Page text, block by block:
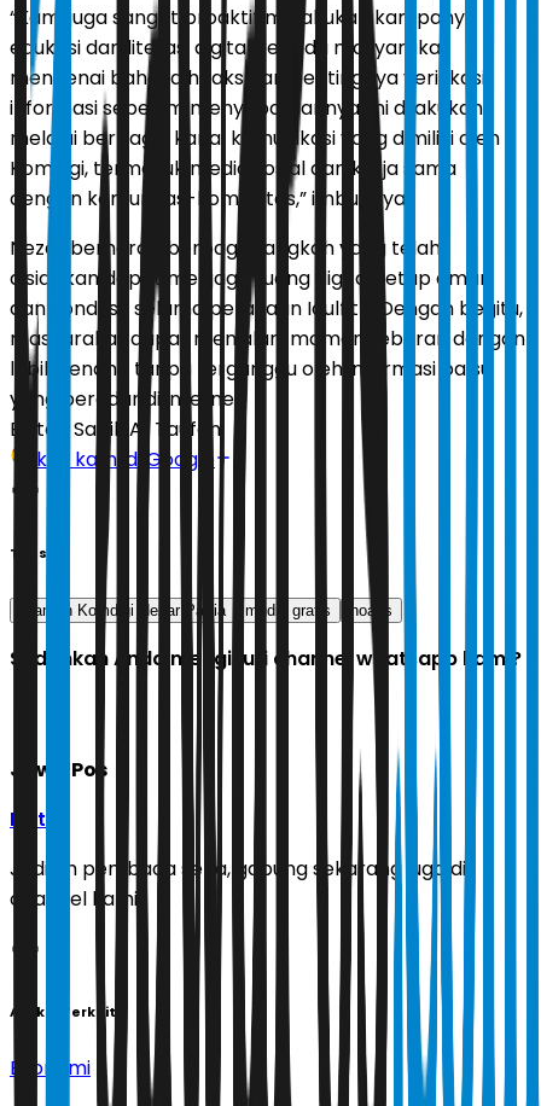
“Kami juga sangat proaktif melakukan kampanye
edukasi dan literasi digital kepada masyarakat
mengenai bahaya hoaks dan pentingnya verifikasi
informasi sebelum menyebarkannya. Ini dilakukan
melalui berbagai kanal komunikasi yang dimiliki oleh
Komdigi, termasuk media sosial dan kerja sama
dengan komunitas-komunitas,” imbuhnya.
Nezar berharap berbagai langkah yang telah
disiapkan dapat menjaga ruang digital tetap aman
dan kondusif selama perayaan Idulfitri. Dengan begitu,
masyarakat dapat menjalani momen Lebaran dengan
lebih tenang tanpa terganggu oleh informasi palsu
yang beredar di internet.
Editor: Sabik Aji Taufan
Ikuti kami di Google
Tags
Wamen Komdigi Nezar Patria mudik gratis hoaks
Sudahkah Anda mengikuti channel whatsapp kami?
Jawa Pos
Ikuti
Jadilah pembaca setia, gabung sekarang juga di
channel kami!
Artikel Terkait
Ekonomi